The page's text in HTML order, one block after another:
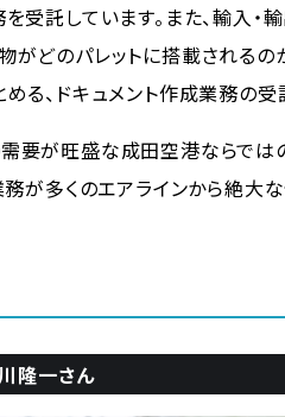
受託しています。また、輸入
がどのパレットに搭載される
める、ドキュメント作成業務の
要が旺盛な成田空港ならで
が多くのエアラインから絶大
隆一さん